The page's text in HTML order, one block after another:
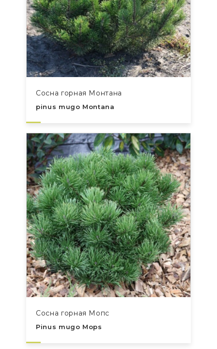
Сосна горная Монтана
pinus mugo Montana
Сосна горная Мопс
Pinus mugo Mops